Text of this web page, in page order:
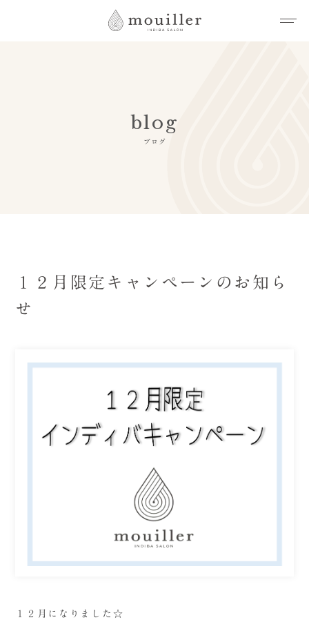
blog
ブログ
１２月限定キャンペーンのお知ら
せ
１２月になりました☆